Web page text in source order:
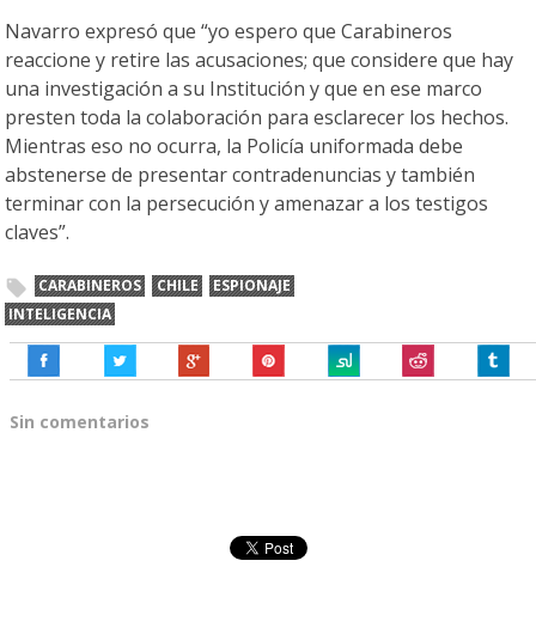
Navarro expresó que “yo espero que Carabineros
reaccione y retire las acusaciones; que considere que hay
una investigación a su Institución y que en ese marco
presten toda la colaboración para esclarecer los hechos.
Mientras eso no ocurra, la Policía uniformada debe
abstenerse de presentar contradenuncias y también
terminar con la persecución y amenazar a los testigos
claves”.
CARABINEROS CHILE
ESPIONAJE
INTELIGENCIA
Sin comentarios